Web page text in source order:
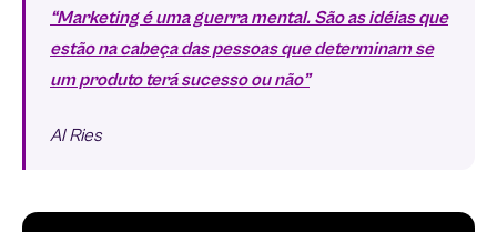
“Marketing é uma guerra mental. São as idéias que
estão na cabeça das pessoas que determinam se
um produto terá sucesso ou não”
Al Ries